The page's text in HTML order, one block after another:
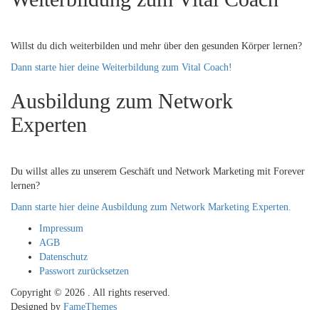
Willst du dich weiterbilden und mehr über den gesunden Körper lernen?
Dann starte hier deine Weiterbildung zum Vital Coach!
Ausbildung zum Network
Experten
Du willst alles zu unserem Geschäft und Network Marketing mit Forever
lernen?
Dann starte hier deine Ausbildung zum Network Marketing Experten.
Impressum
AGB
Datenschutz
Passwort zurücksetzen
Copyright © 2026 . All rights reserved.
Designed by FameThemes